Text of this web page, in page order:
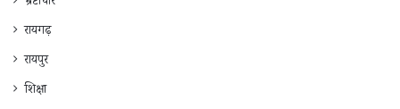
रायगढ़
रायपुर
शिक्षा